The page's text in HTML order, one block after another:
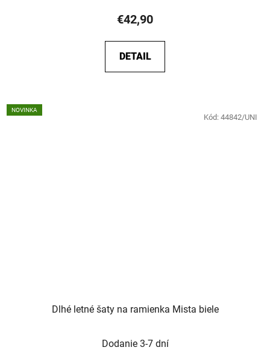
€42,90
DETAIL
NOVINKA
Dlhé letné šaty na ramienka Mista biele
Dodanie 3-7 dní
Kód: 44842/UNI